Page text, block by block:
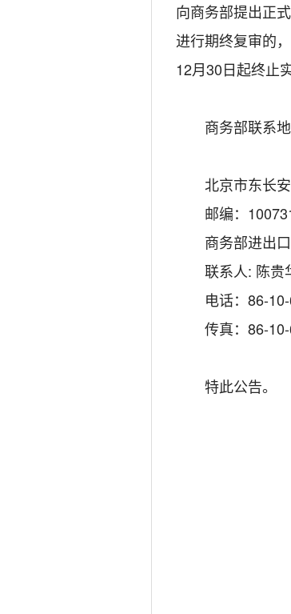
向商务部提出正
进行期终复审的
12月30日起终止
商务部联系地
北京市东长安
邮编：
商务部进出口
联系人: 陈贵
电话：86-10-
传真：86-10-
特此公告。